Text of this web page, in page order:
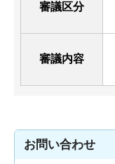
審議区分
審議内容
お問い合わせ